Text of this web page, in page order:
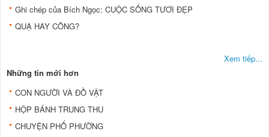
Ghi chép của Bích Ngọc: CUỘC SỐNG TƯƠI ĐẸP
QUẠ HAY CÔNG?
Xem tiếp...
Những tin mới hơn
CON NGƯỜI VÀ ĐỒ VẬT
HỘP BÁNH TRUNG THU
CHUYỆN PHỐ PHƯỜNG